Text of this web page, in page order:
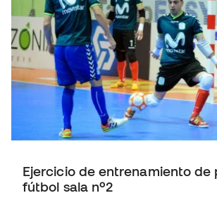
Ejercicio de entrenamiento de
fútbol sala nº2